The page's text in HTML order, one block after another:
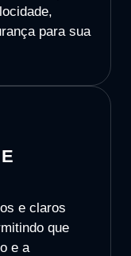
para sua
e claros
que
e a